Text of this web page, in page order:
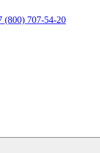
(800) 707-54-20